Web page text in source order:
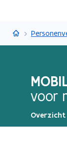
Mobiliteit
voor
Overzicht